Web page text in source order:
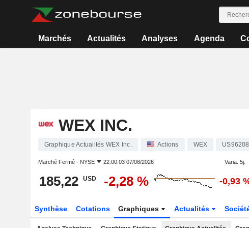
Marchés Actualités Analyses Agenda
WEX INC.
Graphique Actualités WEX Inc. Actions WEX
Marché Fermé - NYSE 22:00:03 07/08/2026 Varia. 5j.
185,22 USD -2,28 % -0,93
Synthèse Cotations Graphiques Actualités